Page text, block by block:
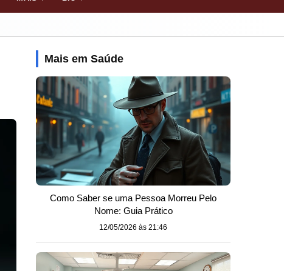
Mais em Saúde
Como Saber se uma Pessoa Morreu Pelo
Nome: Guia Prático
12/05/2026 às 21:46